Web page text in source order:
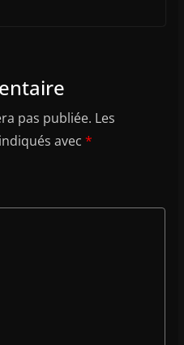
pas publiée. Les
avec *